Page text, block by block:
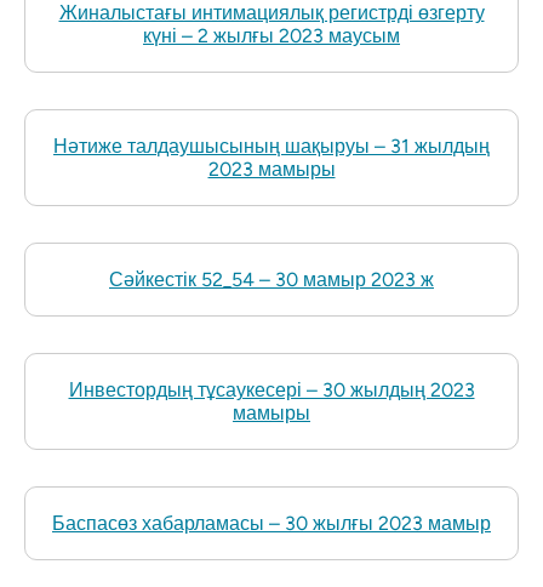
Жиналыстағы интимациялық регистрді өзгерту
күні – 2 жылғы 2023 маусым
Нәтиже талдаушысының шақыруы – 31 жылдың
2023 мамыры
Сәйкестік 52_54 – 30 мамыр 2023 ж
Инвестордың тұсаукесері – 30 жылдың 2023
мамыры
Баспасөз хабарламасы – 30 жылғы 2023 мамыр